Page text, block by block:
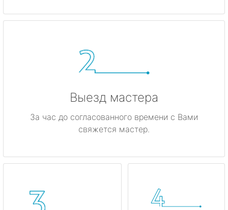
Выезд мастера
За час до согласованного времени с Вами
свяжется мастер.